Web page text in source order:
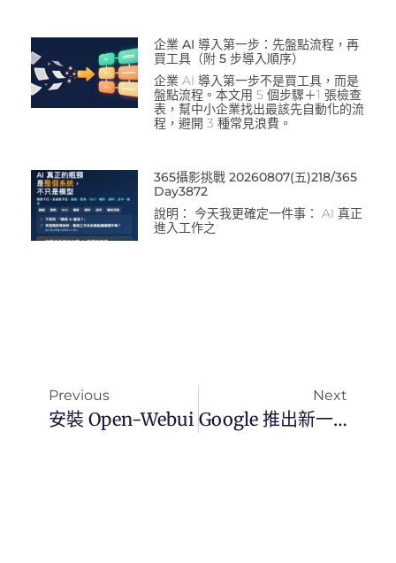
企業 AI 導入第一步：先盤點流程，再
買工具（附 5 步導入順序）
企業 AI 導入第一步不是買工具，而是
盤點流程。本文用 5 個步驟＋1 張檢查
表，幫中小企業找出最該先自動化的流
程，避開 3 種常見浪費。
365攝影挑戰 20260807(五)218/365
Day3872
說明： 今天我更確定一件事： AI 真正
進入工作之
Previous
安裝 Open-Webui
Next
Google 推出新一代 AI 模型 Gemini 2.0